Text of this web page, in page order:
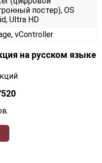
постер), OS
Ultra HD
vController
на русском языке